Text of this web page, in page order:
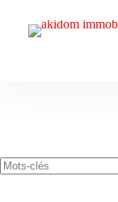
contenu